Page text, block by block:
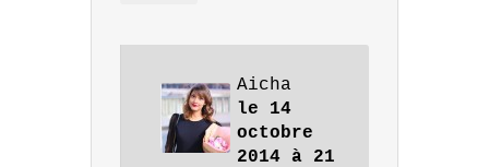
Aicha
le 14
octobre
2014 à 21